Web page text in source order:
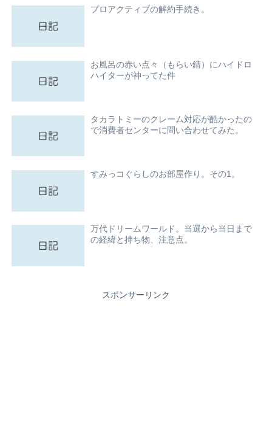
プロアクティブの解約手続き。
お風呂の赤い点々（もらい錆）にハイドロ
ハイターが神ってた件
タカラトミーのクレーム対応が酷かったの
で消費者センターに問い合わせてみた。
すみっコぐらしのお部屋作り。その1。
万代ドリームワールド。当選から当日まで
の経緯と持ち物、注意点。
スポンサーリンク